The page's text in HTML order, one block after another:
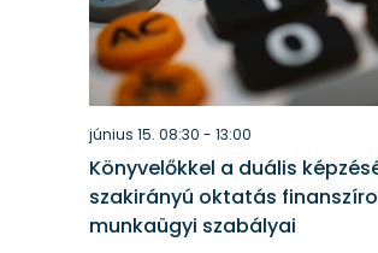
Könyvelőkkel a duális
szakirányú oktatás
munkaügyi szabályai
június 15. 08:30 - 13:00